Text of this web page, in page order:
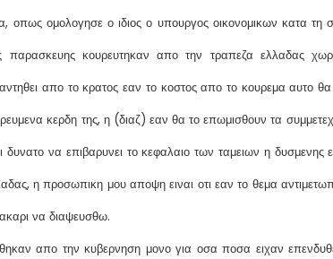
οπως ομολογησε ο ιδιος ο υπουργος οικονομικων κατα τη
παρασκευης κουρευτηκαν απο την τραπεζα ελλαδας
απο το κρατος εαν το κοστος απο το κουρεμα αυτο
κερδη της, η (διαζ) εαν θα το επωμισθουν τα
δυνατο να επιβαρυνει το κεφαλαιο των ταμειων η
η προσωπικη μου αποψη ειναι οτι εαν το θεμα
να διαψευσθω.
απο την κυβερνηση μονο για οσα ποσα ειχαν